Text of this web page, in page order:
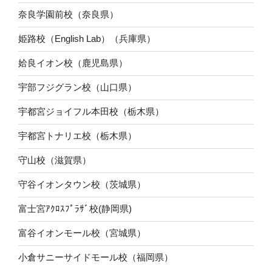
奈良学園前校（奈良県）
姫路校（English Lab）（兵庫県）
姶良イオン校（鹿児島県）
宇部フジグラン校（山口県）
宇都宮ジョイフル本田校（栃木県）
宇都宮トナリエ校（栃木県）
守山校（滋賀県）
守谷イオンタウン校（茨城県）
富士宮ｱｸﾛｽﾌﾟﾗｻﾞ校(静岡県)
富谷イオンモール校（宮城県）
小倉サニーサイドモール校（福岡県）